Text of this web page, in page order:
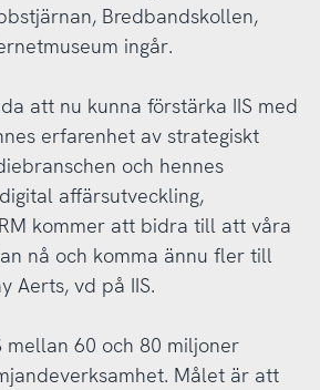
Bredbandskollen,
ingår.
att nu kunna förstärka IIS med
erfarenhet av strategiskt
och hennes
affärsutveckling,
kommer att bidra till att våra
nå och komma ännu fler till
Aerts, vd på IIS.
mellan 60 och 80 miljoner
Målet är att